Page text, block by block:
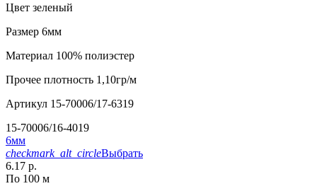
Цвет зеленый
Размер 6мм
Материал 100% полиэстер
Прочее плотность 1,10гр/м
Артикул 15-70006/17-6319
15-70006/16-4019
6мм
checkmark_alt_circleВыбрать
6.17 р.
По 100 м